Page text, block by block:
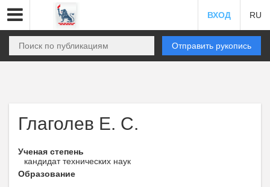
ВХОД RU
Отправить рукопись
Глаголев Е. С.
Ученая степень
кандидат технических наук
Образование